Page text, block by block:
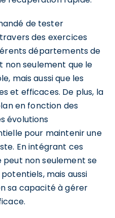
de tester
des exercices
départements de
non seulement que le
mais aussi que les
et efficaces. De plus, la
en fonction des
évolutions
pour maintenir une
En intégrant ces
non seulement se
mais aussi
sa capacité à gérer